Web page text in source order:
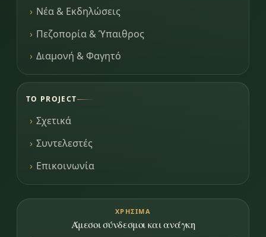
Νέα & Εκδηλώσεις
Πεζοπορία & Ύπαιθρος
Διαμονή & Φαγητό
ΤΟ PROJECT
Σχετικά
Συντελεστές
Επικοινωνία
ΧΡΉΣΙΜΑ
Άμεσοι σύνδεσμοι και ανάγκη